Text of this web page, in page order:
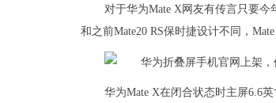
对于华为Mate X网友有传言只要
和之前Mate20 RS保时捷设计不同，
华为Mate X在闭合状态时主屏6.6